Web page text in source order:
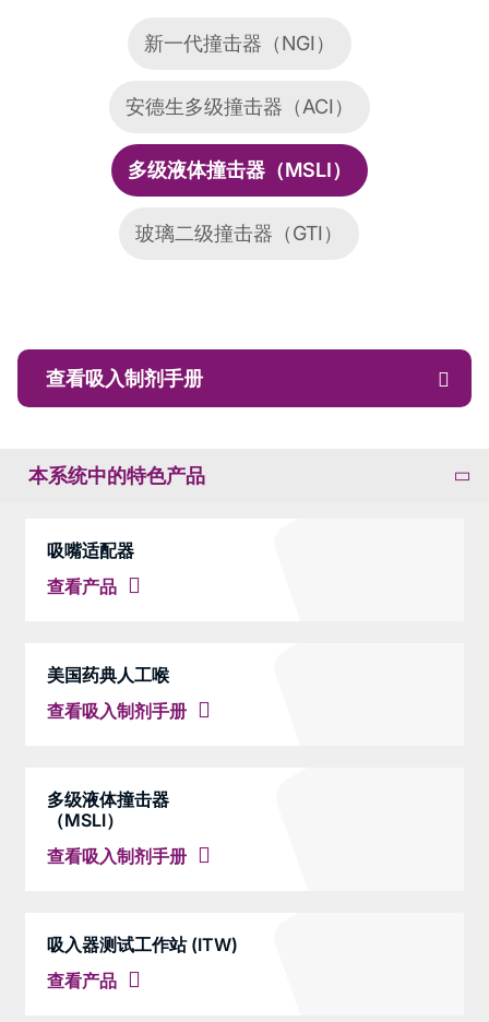
新一代撞击器（NGI）
安德生多级撞击器（ACI）
多级液体撞击器（MSLI）
玻璃二级撞击器（GTI）
查看吸入制剂手册
本系统中的特色产品
吸嘴适配器
查看产品
美国药典人工喉
查看吸入制剂手册
多级液体撞击器
（MSLI）
查看吸入制剂手册
吸入器测试工作站 (ITW)
查看产品